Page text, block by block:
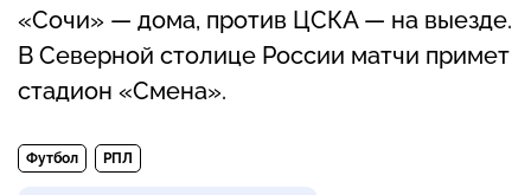
«Сочи» — дома, против ЦСКА — на выезде.
В Северной столице России матчи примет
стадион «Смена».
Футбол РПЛ